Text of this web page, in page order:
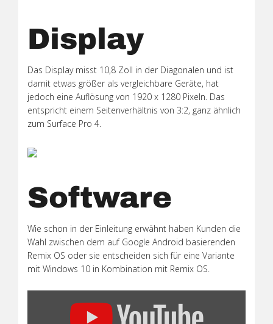
Display
Das Display misst 10,8 Zoll in der Diagonalen und ist
damit etwas größer als vergleichbare Geräte, hat
jedoch eine Auflösung von 1920 x 1280 Pixeln. Das
entspricht einem Seitenverhältnis von 3:2, ganz ähnlich
zum Surface Pro 4.
Software
Wie schon in der Einleitung erwähnt haben Kunden die
Wahl zwischen dem auf Google Android basierenden
Remix OS oder sie entscheiden sich für eine Variante
mit Windows 10 in Kombination mit Remix OS.